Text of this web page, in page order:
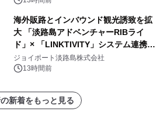
海外販路とインバウンド観光誘致を拡
大 「淡路島アドベンチャーRIBライ
ド」× 「LINKTIVITY」システム連携を
開始！
ジョイポート淡路島株式会社
13時間前
新着をもっと見る